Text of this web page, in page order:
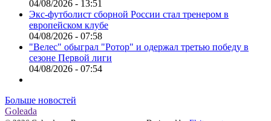
04/08/2026 - 13:51
Экс-футболист сборной России стал тренером в
европейском клубе
04/08/2026 - 07:58
"Велес" обыграл "Ротор" и одержал третью победу в
сезоне Первой лиги
04/08/2026 - 07:54
Больше новостей
Goleada